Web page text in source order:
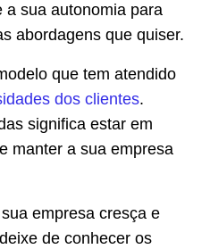
a sua autonomia para
abordagens que quiser.
que tem atendido
dos clientes.
significa estar em
manter a sua empresa
empresa cresça e
de conhecer os